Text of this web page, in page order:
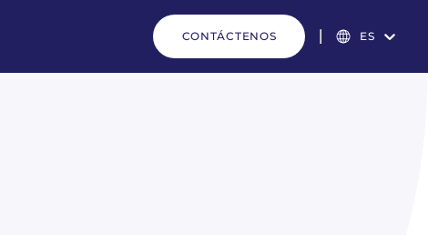
CONTÁCTENOS ES